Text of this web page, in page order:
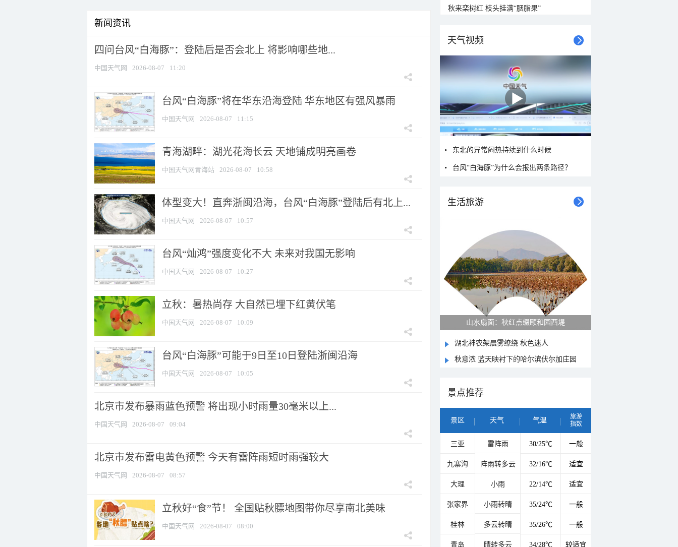
新闻资讯
四问台风“白海豚”：登陆后是否会北上 将影响哪些地...
中国天气网 2026-08-07 11:20
台风“白海豚”将在华东沿海登陆 华东地区有强风暴雨
中国天气网 2026-08-07 11:15
青海湖畔：湖光花海长云 天地铺成明亮画卷
中国天气网青海站 2026-08-07 10:58
体型变大！直奔浙闽沿海，台风“白海豚”登陆后有北上...
中国天气网 2026-08-07 10:57
台风“灿鸿”强度变化不大 未来对我国无影响
中国天气网 2026-08-07 10:27
立秋：暑热尚存 大自然已埋下红黄伏笔
中国天气网 2026-08-07 10:09
台风“白海豚”可能于9日至10日登陆浙闽沿海
中国天气网 2026-08-07 10:05
北京市发布暴雨蓝色预警 将出现小时雨量30毫米以上...
中国天气网 2026-08-07 09:04
北京市发布雷电黄色预警 今天有雷阵雨短时雨强较大
中国天气网 2026-08-07 08:57
立秋好“食”节！ 全国贴秋膘地图带你尽享南北美味
中国天气网 2026-08-07 08:00
秋来栾树红 枝头挂满“胭脂果”
天气视频
东北的异常闷热持续到什么时候
台风“白海豚”为什么会报出两条路径？
生活旅游
山水扇面：秋红点缀颐和园西堤
湖北神农架晨雾缭绕 秋色迷人
秋意浓 蓝天映衬下的哈尔滨伏尔加庄园
景点推荐
景区 天气 气温
旅游
指数
三亚 雷阵雨 30/25℃ 一般
九寨沟 阵雨转多云 32/16℃ 适宜
大理 小雨 22/14℃ 适宜
张家界 小雨转晴 35/24℃ 一般
桂林 多云转晴 35/26℃ 一般
青岛 晴转多云 34/28℃ 较适宜